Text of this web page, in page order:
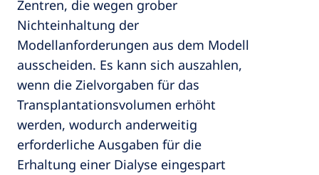
Zentren, die wegen grober
Nichteinhaltung der
Modellanforderungen aus dem Modell
ausscheiden. Es kann sich auszahlen,
wenn die Zielvorgaben für das
Transplantationsvolumen erhöht
werden, wodurch anderweitig
erforderliche Ausgaben für die
Erhaltung einer Dialyse eingespart